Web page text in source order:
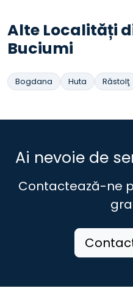
Alte Localități
Buciumi
Bogdana Huta Răstolţ
Ai nevoie de
Contactează-ne